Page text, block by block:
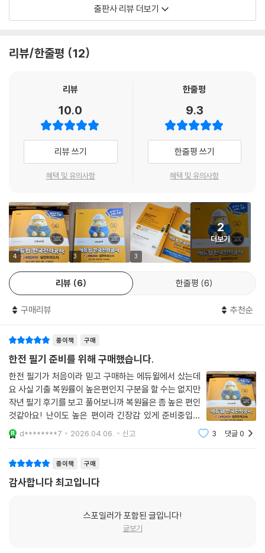
거쳐 최상의 콘텐츠를 제공하고 있습니다. 이 교재가 수험생 여러분의 실
전 감각을 극대화하고 합격의 문을 여는 열쇠가 되기를 진심으로 기원합니
① 합격을 위한 한전 마무리 실전모의고사(NCS+전기 전공) 1회분(PDF)
④ 전 회차 온라인 모의고사 응시 & 성적분석 서비스
(1) 기출유형 분석&유형별 풀이전략
최신 출제경향을 분석하였다. 유형별 풀이전략과 기출 키워드를 통해 체계
적으로 학습 방향을 설정할 수 있도록 하였다.
(2) 최신 기출복원 모의고사(전기 전공+NCS) 3회분
2025~2024년 필기시험의 복원 정보를 바탕으로 구성한 기출복원 모의
고사 3회분을 수록하여, 실전 감각을 기르고 충분한 문제풀이 연습이 가능
(3) 실전모의고사(전기 전공+NCS) 3회분(PDF 1회분 포함)
최신 출제경향을 반영한 실전모의고사 3회분을 수록하여 문제풀이 감각
을 익히고 실전 대응력을 높일 수 있도록 구성하였다.
(4) 전공(전기/ICT/토목/건축) 핵심개념
전공별 핵심개념을 압축 수록하여 시험 전 핵심개념을 빠르게 정리하고 최
종 점검이 가능하도록 구성하였다.
[책 속의 책] 정답과 해설
문제는 정확하게 학습할 수 있도록 하였다. 또한 ‘문제해결TIP’을 통해 실
다.
출판사 리뷰 더보기
리뷰/한줄평 12
리뷰
10.0
리뷰 쓰기
혜택 및 유의사항
한줄평
9.3
한줄평 쓰기
혜택 및 유의사항
4 3 3
2
더보기
리뷰 6 한줄평 6
구매리뷰 추천순
종이책 구매
한전 필기 준비를 위해 구매했습니다.
한전 필기가 처음이라 믿고 구매하는 에듀윌에서 샀는데
요 사실 기출 복원률이 높은편인지 구분을 할 수는 없지만
작년 필기 후기를 보고 풀어보니까 복원율은 좀 높은 편인
것같아요! 난이도 높은 편이라 긴장감 있게 준비중입니
다! 다른 봉모 살때도 에듀윌은 꼭 사는것같은데 다음에
도 ㅇㅐ용하겠습니다
d********7 2026.04.06. 신고 3 댓글0
종이책 구매
감사합니다 최고입니다
스포일러가 포함된 글입니다!
글보기